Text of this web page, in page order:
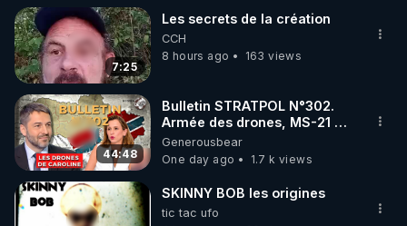
7:25
Les secrets de la création
CCH
8 hours ago
163 views
44:48
Bulletin STRATPOL N°302.
Armée des drones, MS-21 en
série, missiles coréens.
07.08.2026.
Generousbear
One day ago
1.7 k views
SKINNY BOB les origines
tic tac ufo